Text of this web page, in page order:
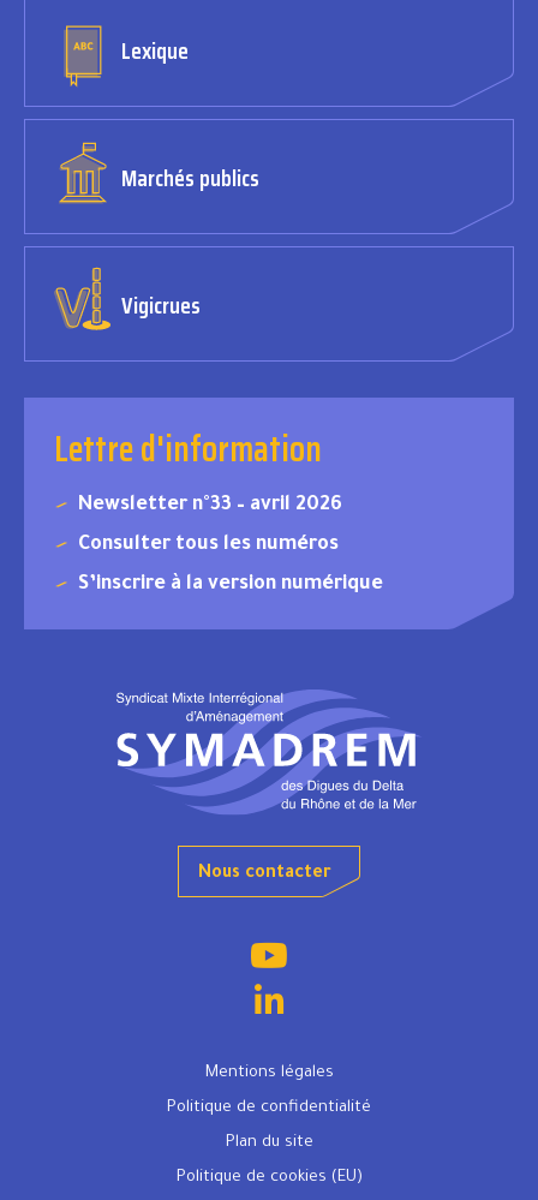
Lexique
Marchés publics
Vigicrues
Lettre d'information
Newsletter n°33 – avril 2026
Consulter tous les numéros
S’inscrire à la version numérique
Nous contacter
Mentions légales
Politique de confidentialité
Plan du site
Politique de cookies (EU)